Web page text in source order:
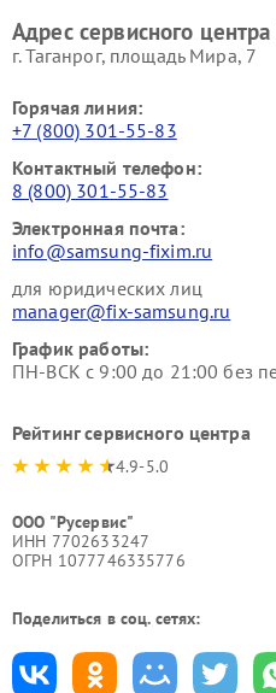
Адрес сервисного
г. Таганрог, площадь Мира, 7
Горячая линия:
+7 (800) 301-55-83
Контактный телефон:
8 (800) 301-55-83
Электронная почта:
info@samsung-fixim.ru
для юридических лиц
manager@fix-samsung.ru
График работы:
ПН-ВСК с 9:00 до 21:00 без
Рейтинг сервисного центра
4.9-5.0
ООО "Русервис"
ИНН 7702633247
ОГРН 1077746335776
Поделиться в соц. сетях: